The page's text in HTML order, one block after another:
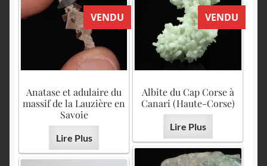
VENDU
Anatase et adulaire du
massif de la Lauzière en
Savoie
Lire Plus
VENDU
Albite du Cap Corse à
Canari (Haute-Corse)
Lire Plus